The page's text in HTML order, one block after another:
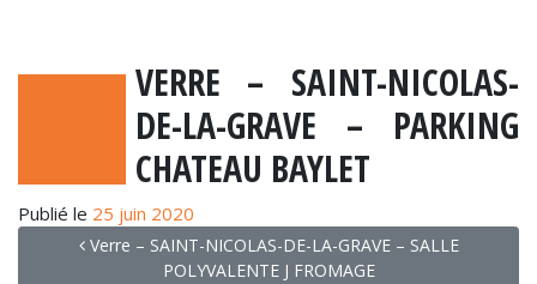
VERRE – SAINT-NICOLAS-
DE-LA-GRAVE – PARKING
CHATEAU BAYLET
Publié le 25 juin 2020
NAVIGATION
Verre – SAINT-NICOLAS-DE-LA-GRAVE – SALLE
POLYVALENTE J FROMAGE